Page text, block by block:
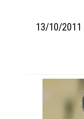
13/10/2011